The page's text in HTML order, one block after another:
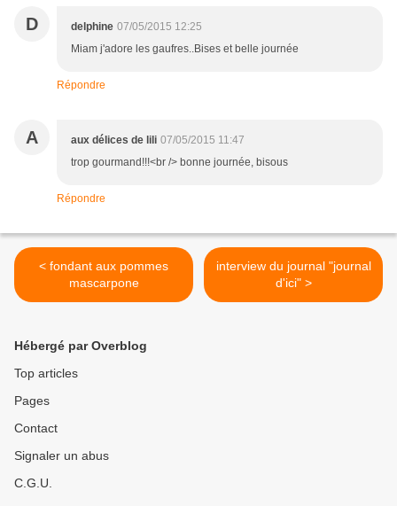
D delphine 07/05/2015 12:25
Miam j'adore les gaufres..Bises et belle journée
Répondre
A aux délices de lili 07/05/2015 11:47
trop gourmand!!!<br /> bonne journée, bisous
Répondre
< fondant aux pommes
mascarpone
interview du journal "journal
d'ici" >
Hébergé par Overblog
Top articles
Pages
Contact
Signaler un abus
C.G.U.